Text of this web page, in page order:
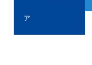
ア